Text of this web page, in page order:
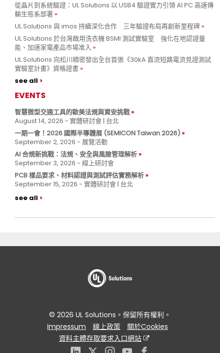
從晶片到系統驗證：UL Solutions 以 USB4 驗證實力引領 AI PC 高速傳
輸生態系部署
UL Solutions 與 imos 持續深化合作 三年驗證布局再創新里程碑
UL Solutions 於台灣啟用洗衣機 BSMI 測試實驗室 強化在地認證量
能、加速家電產品市場准入
UL Solutions 向松川精密發出全台首張《30kA 直流短路電流見證測試
實驗室計畫》資格證書
see all
EVENTS
智慧微型交通工具的歐美法規與資安挑戰
August 14, 2026 - 實體研討會 | 台北
一期一會！2026 國際半導體展 (SEMICON Taiwan 2026)
September 2, 2026 - 展覽活動
AI 合規新挑戰：法規、安全與風險管理解析
September 3, 2026 - 線上研討會
PCB 樣品要求、材料認證與測試評估實務解析
September 15, 2026 - 實體研討會 | 台北
see all
© 2026 UL Solutions。保留所有權利。
Impressum
線上政策
關於Cookies
資料主體存取要求入口網站